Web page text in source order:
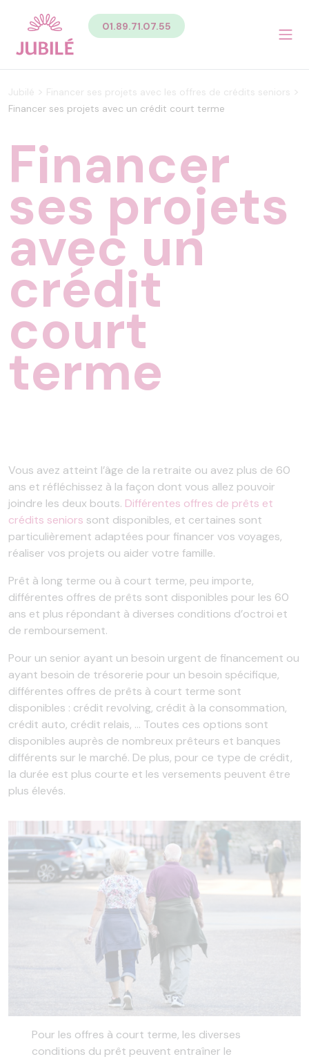
Contenu
Sommaire du contenu de la page
Menu
Pied de page
Menu principal Pied de page
Menu secondaire Pied de page
01.89.71.07.55
Jubilé Financer ses projets avec les offres de crédits seniors
Financer ses projets avec un crédit court terme
Financer
ses projets
avec un
crédit
court
terme
Vous avez atteint l’âge de la retraite ou avez plus de 60
ans et réfléchissez à la façon dont vous allez pouvoir
joindre les deux bouts. Différentes offres de prêts et
crédits seniors sont disponibles, et certaines sont
particulièrement adaptées pour financer vos voyages,
réaliser vos projets ou aider votre famille.
Prêt à long terme ou à court terme, peu importe,
différentes offres de prêts sont disponibles pour les 60
ans et plus répondant à diverses conditions d’octroi et
de remboursement.
Pour un senior ayant un besoin urgent de financement ou
ayant besoin de trésorerie pour un besoin spécifique,
différentes offres de prêts à court terme sont
disponibles : crédit revolving, crédit à la consommation,
crédit auto, crédit relais, … Toutes ces options sont
disponibles auprès de nombreux prêteurs et banques
différents sur le marché. De plus, pour ce type de crédit,
la durée est plus courte et les versements peuvent être
plus élevés.
Pour les offres à court terme, les diverses
conditions du prêt peuvent entraîner le